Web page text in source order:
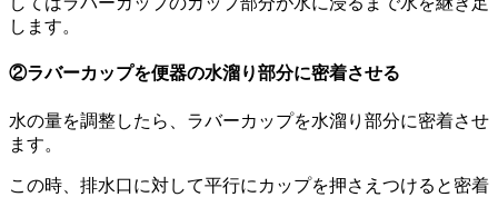
します。
②ラバーカップを便器の水溜り部分に密着させる
水の量を調整したら、ラバーカップを水溜り部分に密着させ
ます。
この時、排水口に対して平行にカップを押さえつけると密着